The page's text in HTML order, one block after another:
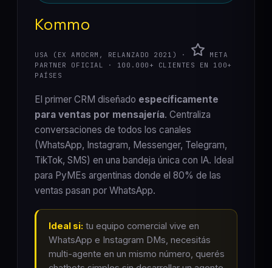
Kommo
USA (EX AMOCRM, RELANZADO 2021) ·
META
PARTNER OFICIAL · 100.000+ CLIENTES EN 100+
PAÍSES
El primer CRM diseñado específicamente
para ventas por mensajería. Centraliza
conversaciones de todos los canales
(WhatsApp, Instagram, Messenger, Telegram,
TikTok, SMS) en una bandeja única con IA. Ideal
para PyMEs argentinas donde el 80% de las
ventas pasan por WhatsApp.
Ideal si: tu equipo comercial vive en
WhatsApp e Instagram DMs, necesitás
multi-agente en un mismo número, querés